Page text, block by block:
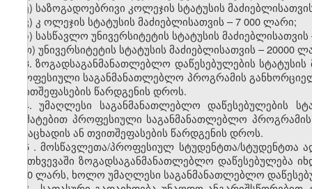
ე) საზოგადოებრივი კოლეჯის სტატუსის
ვ) კ ოლეჯის სტატუსის მაძიებლისათვის –7000 ლარი;
ზ) სასწავლო უნივერსიტეტის სტატუსის მაძიებლისათვის
თ) უნივერსიტეტის სტატუსის მაძიებლისათვის –20000
3. ზოგადსაგანმანათლებლო დაწესებულების
პროფესიული საგანმანათლებლო პროგრამის
თვითშეფასების წარდგენის დროს.
4. უმაღლესი საგანმანათლებლო დაწესებულების
დამატებით პროფესიული საგანმანათლებლო
განაცხადის ან თვითშეფასების წარდგენის დროს.
5.მოსწავლეთა/პროფესიულ სტუდენტთა/სტუდენტთა
შემთხვევაშიზოგადსაგანმანათლებლო დაწესებულება
3000ლარს, ხოლო უმაღლესი საგანმანათლებლო